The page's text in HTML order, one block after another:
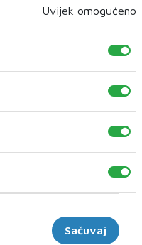
NAJČITANIJE
Uvijek omogućeno
Sačuvaj